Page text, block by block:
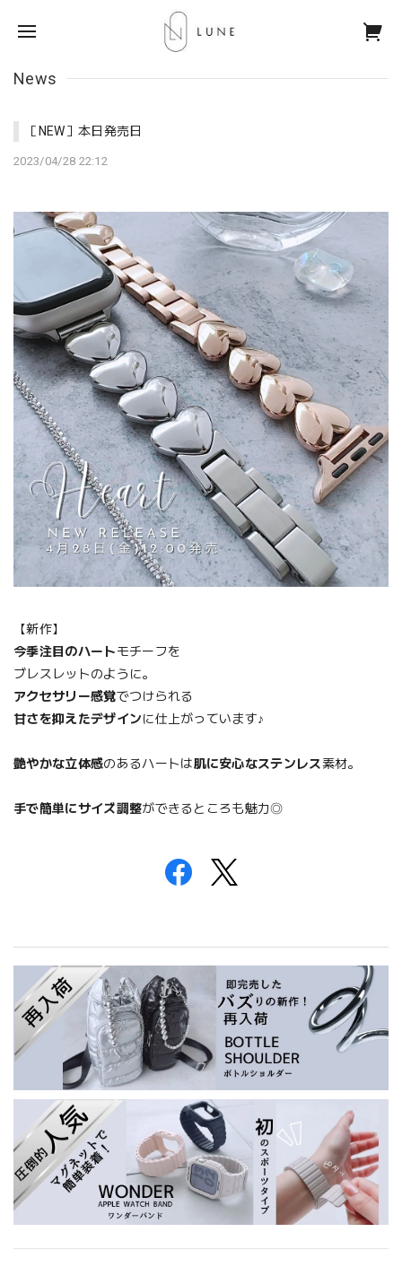
News
［NEW］本日発売日
2023/04/28 22:12
【新作】
今季注目のハートモチーフを
ブレスレットのように。
アクセサリー感覚でつけられる
甘さを抑えたデザインに仕上がっています♪
艶やかな立体感のあるハートは肌に安心なステンレス素材。
手で簡単にサイズ調整ができるところも魅力◎